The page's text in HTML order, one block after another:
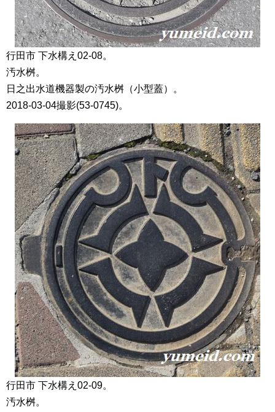
行田市 下水構え02-08。
汚水桝。
日之出水道機器製の汚水桝（小型蓋）。
2018-03-04撮影(53-0745)。
行田市 下水構え02-09。
汚水桝。